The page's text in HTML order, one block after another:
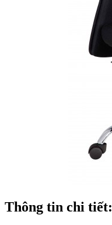
Thông tin chi tiết: